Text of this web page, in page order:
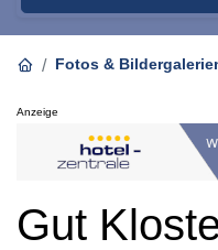
Fotos &
Anzeige
Gut